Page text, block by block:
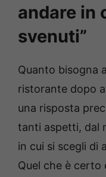
andare in
svenuti”
Quanto bisogna
ristorante dopo
una risposta
tanti aspetti, dal
in cui si scegli di
Quel che è certo